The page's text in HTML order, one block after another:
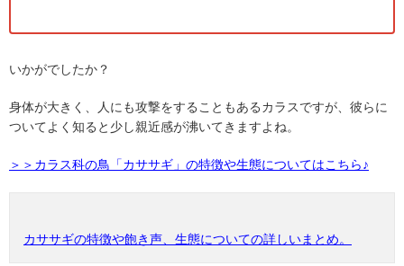
いかがでしたか？
身体が大きく、人にも攻撃をすることもあるカラスですが、彼らに
ついてよく知ると少し親近感が沸いてきますよね。
＞＞カラス科の鳥「カササギ」の特徴や生態についてはこちら♪
カササギの特徴や飽き声、生態についての詳しいまとめ。